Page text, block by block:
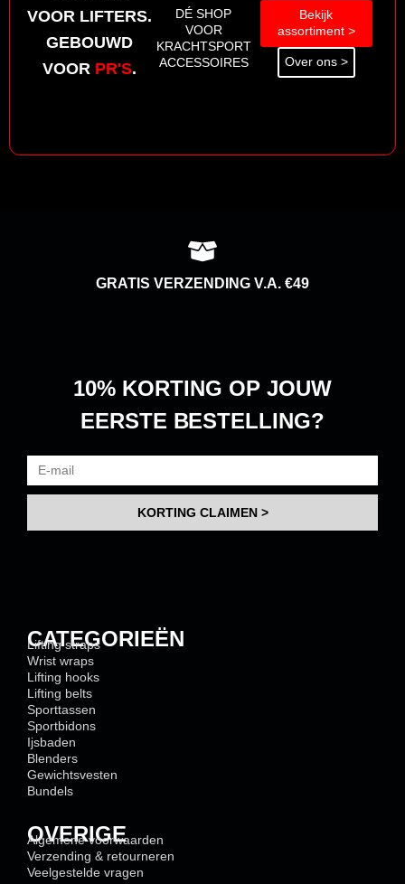
VOOR LIFTERS.
GEBOUWD
VOOR PR'S.
DÉ SHOP
VOOR
KRACHTSPORT
ACCESSOIRES
Bekijk
assortiment >
Over ons >
GRATIS VERZENDING V.A. €49
10% KORTING OP JOUW
EERSTE BESTELLING?
KORTING CLAIMEN >
CATEGORIEËN
Lifting straps
Wrist wraps
Lifting hooks
Lifting belts
Sporttassen
Sportbidons
Ijsbaden
Blenders
Gewichtsvesten
Bundels
OVERIGE
Algemene voorwaarden
Verzending & retourneren
Veelgestelde vragen